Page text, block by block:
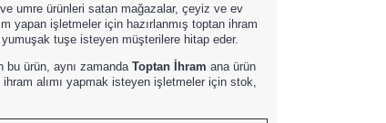
umre ürünleri satan mağazalar, çeyiz ve ev
yapan işletmeler için hazırlanmış toptan ihram
tuşe isteyen müşterilere hitap eder.
bu ürün, aynı zamanda Toptan İhram ana ürün
alımı yapmak isteyen işletmeler için stok,